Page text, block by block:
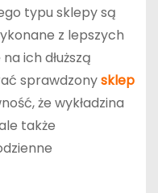
typu sklepy są
z lepszych
ich dłuższą
sprawdzonysklep
że wykładzina
także